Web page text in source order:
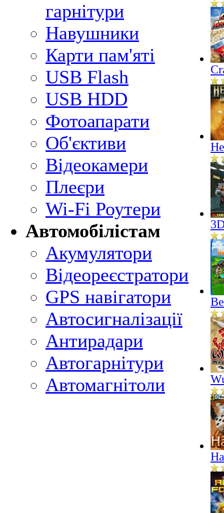
гарнітури
Навушники
Карти пам'яті
USB Flash
USB HDD
Фотоапарати
Об'єктиви
Відеокамери
Плеєри
Wi-Fi Роутери
Автомобілістам
Акумулятори
Відеореєстратори
GPS навігатори
Автосигналізації
Антирадари
Автогарнітури
Автомагнітоли